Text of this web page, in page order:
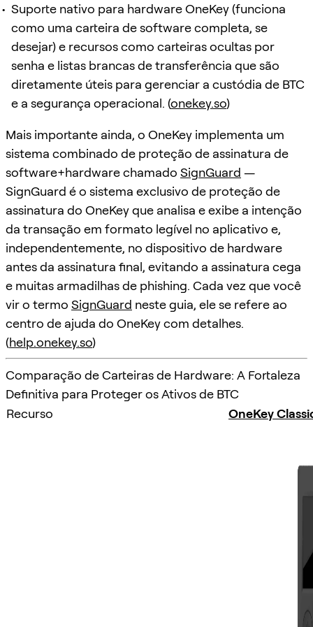
Suporte nativo para hardware OneKey (funciona
como uma carteira de software completa, se
desejar) e recursos como carteiras ocultas por
senha e listas brancas de transferência que são
diretamente úteis para gerenciar a custódia de BTC
e a segurança operacional. (onekey.so)
Mais importante ainda, o OneKey implementa um
sistema combinado de proteção de assinatura de
software+hardware chamado SignGuard —
SignGuard é o sistema exclusivo de proteção de
assinatura do OneKey que analisa e exibe a intenção
da transação em formato legível no aplicativo e,
independentemente, no dispositivo de hardware
antes da assinatura final, evitando a assinatura cega
e muitas armadilhas de phishing. Cada vez que você
vir o termo SignGuard neste guia, ele se refere ao
centro de ajuda do OneKey com detalhes.
(help.onekey.so)
Comparação de Carteiras de Hardware: A Fortaleza
Definitiva para Proteger os Ativos de BTC
Recurso
OneKey